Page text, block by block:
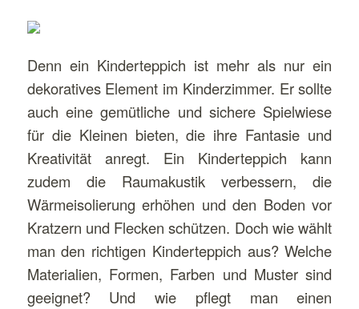
Denn ein Kinderteppich ist mehr als nur ein
dekoratives Element im Kinderzimmer. Er sollte
auch eine gemütliche und sichere Spielwiese
für die Kleinen bieten, die ihre Fantasie und
Kreativität anregt. Ein Kinderteppich kann
zudem die Raumakustik verbessern, die
Wärmeisolierung erhöhen und den Boden vor
Kratzern und Flecken schützen. Doch wie wählt
man den richtigen Kinderteppich aus? Welche
Materialien, Formen, Farben und Muster sind
geeignet? Und wie pflegt man einen